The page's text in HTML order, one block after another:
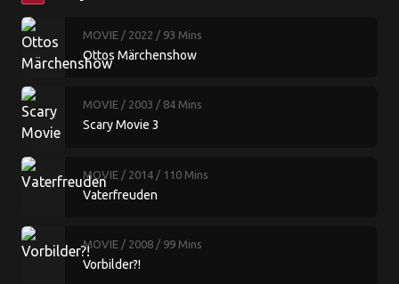
MOVIE / 2022 / 93 Mins
Ottos Märchenshow
MOVIE / 2003 / 84 Mins
Scary Movie 3
MOVIE / 2014 / 110 Mins
Vaterfreuden
MOVIE / 2008 / 99 Mins
Vorbilder?!